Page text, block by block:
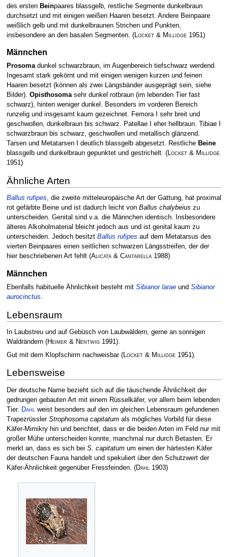
des ersten Beinpaares blassgelb, restliche Segmente dunkelbraun
durchsetzt und mit einigen weißen Haaren besetzt. Andere Beinpaare
weißlich gelb und mit dunkelbraunen Strichen und Punkten,
insbesondere an den basalen Segmenten. (Locket & Millidge1951)
Männchen
Prosomadunkel schwarzbraun, im Augenbereich tiefschwarz werdend.
Ingesamt stark gekörnt und mit einigen wenigen kurzen und feinen
Haaren besetzt (können als zwei Längsbänder ausgeprägt sein, siehe
Bilder). Opisthosomasehr dunkel rotbraun (im lebenden Tier fast
schwarz), hinten weniger dunkel. Besonders im vorderen Bereich
runzelig und insgesamt kaum gezeichnet. Femora I sehr breit und
geschwollen, dunkelbraun bis schwarz. Patellae I eher hellbraun. Tibiae I
schwarzbraun bis schwarz, geschwollen und metallisch glänzend.
Tarsen und Metatarsen I deutlich blassgelb abgesetzt. Restliche Beine
blassgelb und dunkelbraun gepunktet und gestrichelt. (Locket & Millidge
1951)
Ähnliche Arten
Ballus rufipes, die zweite mitteleuropäische Art der Gattung, hat proximal
rot gefärbte Beine und ist dadurch leicht von Ballus chalybeius zu
unterscheiden. Genital sind v.a. die Männchen identisch. Insbesondere
älteres Alkoholmaterial bleicht jedoch aus und ist genital kaum zu
unterscheiden. Jedoch besitzt Ballus rufipes auf dem Metatarsus des
vierten Beinpaares einen seitlichen schwarzen Längsstreifen, der der
hier beschriebenen Art fehlt (Alicata & Cantarella1988)
Männchen
Ebenfalls habituelle Ähnlichkeit besteht mit Sibianor laraeund Sibianor
aurocinctus
Lebensraum
In Laubstreu und auf Gebüsch von Laubwäldern, gerne an sonnigen
Waldrändern (Heimer & Nentwig1991).
Gut mit dem Klopfschirm nachweisbar (Locket & Millidge1951).
Lebensweise
Der deutsche Name bezieht sich auf die täuschende Ähnlichkeit der
gedrungen gebauten Art mit einem Rüsselkäfer, vor allem beim lebenden
Tier. Dahlweist besonders auf den im gleichen Lebensraum gefundenen
Trapezrüssler Strophosoma capitatumals mögliches Vorbild für diese
Käfer-Mimikry hin und berichtet, dass er die beiden Arten im Feld nur mit
großer Mühe unterscheiden konnte, manchmal nur durch Betasten. Er
merkt an, dass es sich bei S. capitatumum einen der härtesten Käfer
der deutschen Fauna handelt und spekuliert über den Schutzwert der
Käfer-Ähnlichkeit gegenüber Fressfeinden. (Dahl1903)